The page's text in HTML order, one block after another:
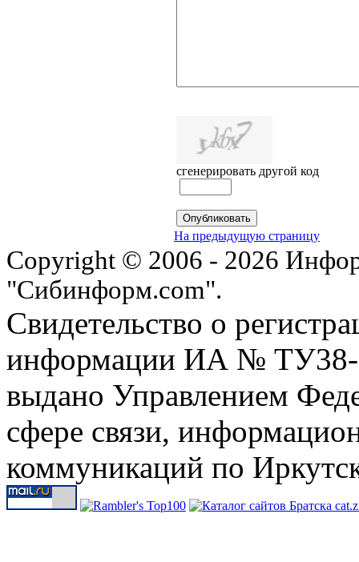
сгенерировать другой код
На предыдущую страницу
Copyright © 2006 - 2026
"Сибинформ.com".
Свидетельство о
информации ИА № ТУ38-
выдано Управлением
сфере связи,
коммуникаций по